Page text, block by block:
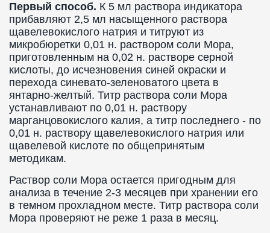
Первый способ. К 5 мл раствора индикатора
прибавляют 2,5 мл насыщенного раствора
щавелевокислого натрия и титруют из
микробюретки 0,01 н. раствором соли Мора,
приготовленным на 0,02 н. растворе серной
кислоты, до исчезновения синей окраски и
перехода синевато-зеленоватого цвета в
янтарно-желтый. Титр раствора соли Мора
устанавливают по 0,01 н. раствору
марганцовокислого калия, а титр последнего - по
0,01 н. раствору щавелевокислого натрия или
щавелевой кислоте по общепринятым
методикам.
Раствор соли Мора остается пригодным для
анализа в течение 2-3 месяцев при хранении его
в темном прохладном месте. Титр раствора соли
Мора проверяют не реже 1 раза в месяц.